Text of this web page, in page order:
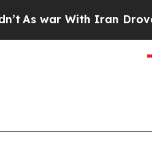
Iran Drove oil Prices